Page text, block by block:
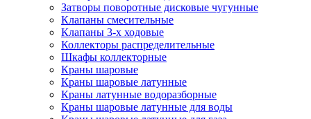
Затворы поворотные дисковые чугунные
Клапаны смесительные
Клапаны 3-х ходовые
Коллекторы распределительные
Шкафы коллекторные
Краны шаровые
Краны шаровые латунные
Краны латунные водоразборные
Краны шаровые латунные для воды